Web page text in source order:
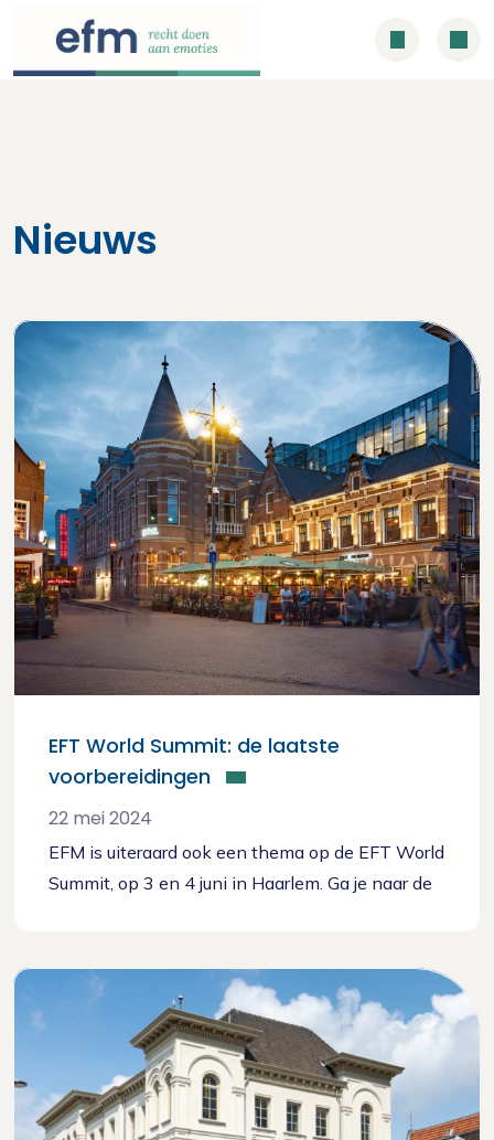
Nieuws
EFT World Summit: de laatste
voorbereidingen
22 mei 2024
EFM is uiteraard ook een thema op de EFT World
Summit, op 3 en 4 juni in Haarlem. Ga je naar de
hoogte zijn van wat er daar gezegd wordt? We
zetten het laatste nieuws even voor je op een rij.